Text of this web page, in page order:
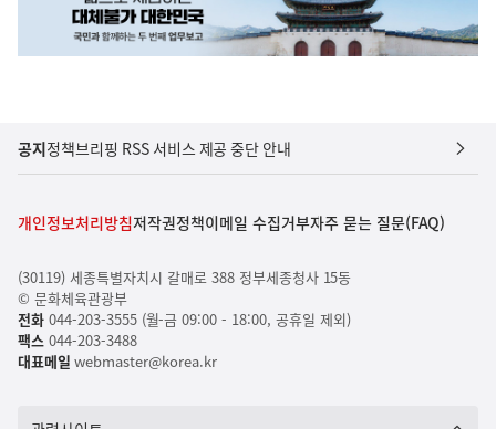
공지정책브리핑 RSS 서비스 제공 중단 안내
개인정보처리방침저작권정책이메일 수집거부자주 묻는 질문(FAQ)
(30119) 세종특별자치시 갈매로 388 정부세종청사 15동
© 문화체육관광부
전화044-203-3555 (월-금 09:00 - 18:00, 공휴일 제외)
팩스044-203-3488
대표메일 webmaster@korea.kr